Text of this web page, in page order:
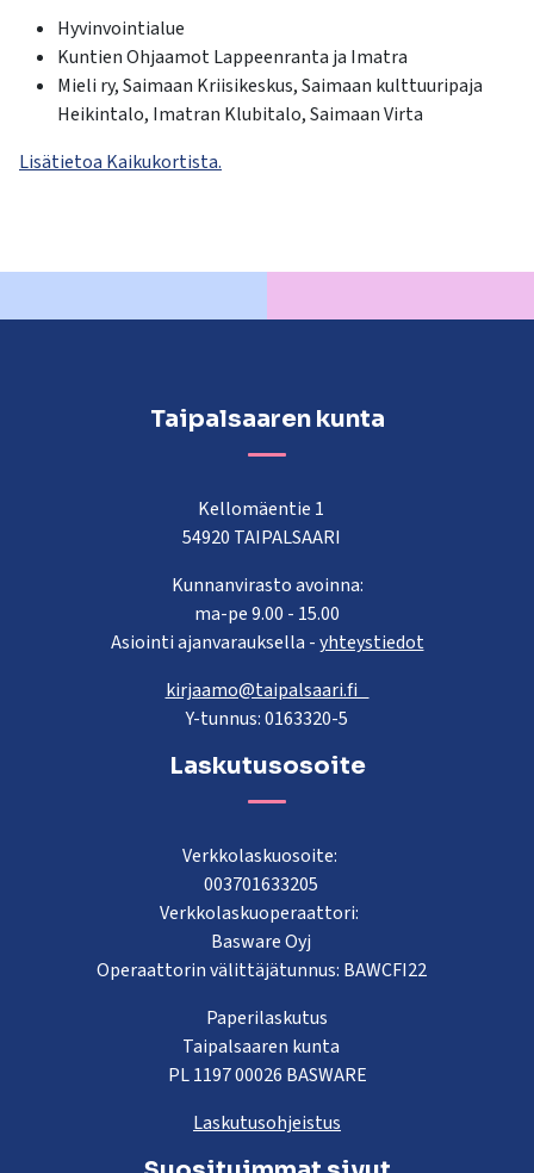
Hyvinvointialue
Kuntien Ohjaamot Lappeenranta ja Imatra
Mieli ry, Saimaan Kriisikeskus, Saimaan kulttuuripaja
Heikintalo, Imatran Klubitalo, Saimaan Virta
Lisätietoa Kaikukortista.
Taipalsaaren kunta
Kellomäentie 1
54920 TAIPALSAARI
Kunnanvirasto avoinna:
ma-pe 9.00 - 15.00
Asiointi ajanvarauksella -yhteystiedot
kirjaamo@taipalsaari.fi
Y-tunnus: 0163320-5
Laskutusosoite
Verkkolaskuosoite:
003701633205
Verkkolaskuoperaattori:
Basware Oyj
Operaattorin välittäjätunnus: BAWCFI22
Paperilaskutus
Taipalsaaren kunta
PL 1197 00026 BASWARE
Laskutusohjeistus